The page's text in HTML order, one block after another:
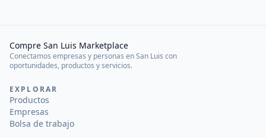
Compre San Luis Marketplace
Conectamos empresas y personas en San Luis con
oportunidades, productos y servicios.
EXPLORAR
Productos
Empresas
Bolsa de trabajo